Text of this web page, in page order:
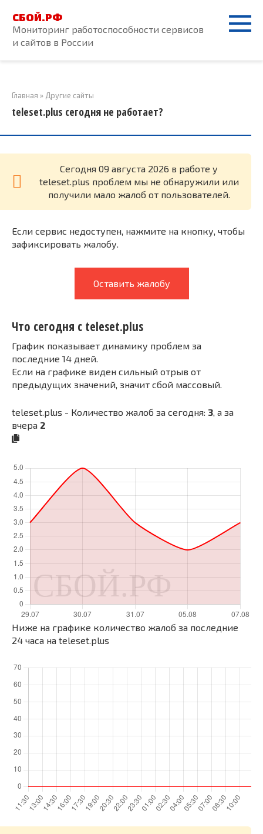
контенту
СБОЙ.РФ
Мониторинг работоспособности сервисов
и сайтов в России
Главная » Другие сайты
teleset.plus сегодня не работает?
Cегодня 09 августа 2026 в работе у
teleset.plus проблем мы не обнаружили или
получили мало жалоб от пользователей.
Если сервис недоступен, нажмите на кнопку, чтобы
зафиксировать жалобу.
Оставить жалобу
Что сегодня с teleset.plus
График показывает динамику проблем за
последние 14 дней.
Если на графике виден сильный отрыв от
предыдущих значений, значит сбой массовый.
teleset.plus - Количество жалоб за сегодня: 3 , а за
вчера 2
Ниже на графике количество жалоб за последние
24 часа на teleset.plus